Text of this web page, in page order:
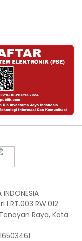
INDONESIA
RT.003 RW.012
Raya, Kota